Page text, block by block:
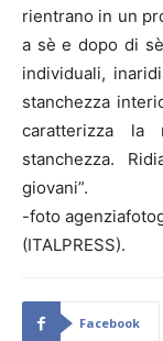
rientrano in un
a sè e dopo di
individuali,
stanchezza
caratterizza la
stanchezza.
giovani”.
-foto
(ITALPRESS).
Facebook